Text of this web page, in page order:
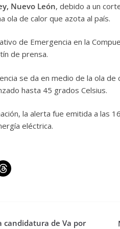
Nuevo León, debido a un
ola de calor que azota al país.
de Emergencia en la
de prensa.
se da en medio de la ola
hasta 45 grados Celsius.
la alerta fue emitida a las
eléctrica.
candidatura de Va por